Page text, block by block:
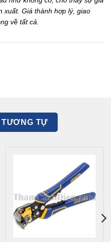
xuất. Giá thành hợp lý, giao
về tất cả.
TỰ